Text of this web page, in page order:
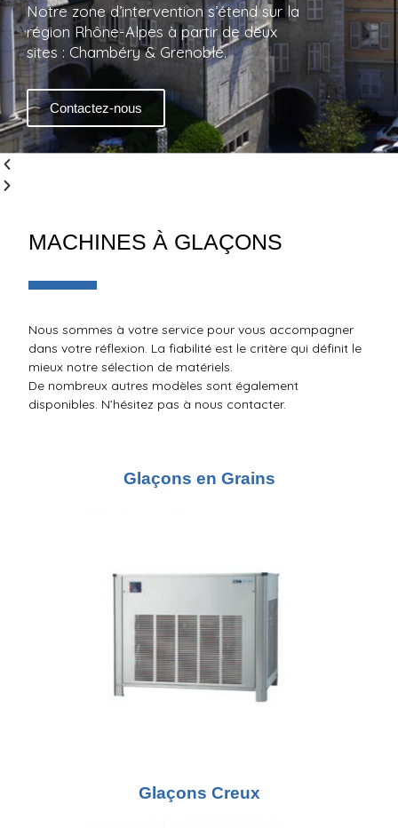
Notre zone d’intervention s’étend sur la
région Rhône-Alpes à partir de deux
sites : Chambéry & Grenoble.
Contactez-nous
MACHINES À GLAÇONS
Nous sommes à votre service pour vous accompagner
dans votre réflexion. La fiabilité est le critère qui définit le
mieux notre sélection de matériels.
De nombreux autres modèles sont également
disponibles. N’hésitez pas à nous contacter.
Glaçons en Grains
Glaçons Creux